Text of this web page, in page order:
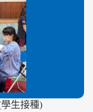
生接種)